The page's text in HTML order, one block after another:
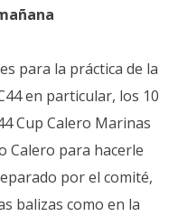
para la práctica de la
en particular, los 10
Cup Calero Marinas
Calero para hacerle
por el comité,
balizas como en la